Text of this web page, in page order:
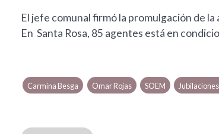
El jefe comunal firmó la promulgación de
En Santa Rosa, 85 agentes está en
Carmina Besga Omar Rojas SOEM